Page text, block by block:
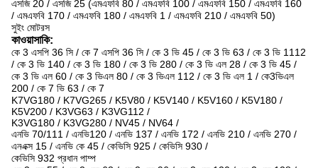
এসজি 20 / এসজি 25 (এমএফবি 80 / এমএফবি 100 / এমএফবি 150 / এমএফবি 160
/ এমএফবি 170 / এমএফবি 180 / এমএফবি 1 / এমএফবি 210 / এমএফবি 50)
সুইং মোটরস
কাওয়াসাকি:
কে 3 এসপি 36 সি / কে 7 এসপি 36 সি / কে 3 ভি 45 / কে 3 ভি 63 / কে 3 ভি 1112
/ কে 3 ভি 140 / কে 3 ভি 180 / কে 3 ভি 280 / কে 3 ভি এল 28 / কে 3 ভি 45 /
কে 3 ভি এল 60 / কে 3 ভিএল 80 / কে 3 ভিএল 112 / কে 3 ভি এল 1 / কে3ভিএল
200 / কে 7 ভি 63 / কে 7
K7VG180 / K7VG265 / K5V80 / K5V140 / K5V160 / K5V180 /
K5V200 / K3VG63 / K3VG112 /
K3VG180 / K3VG280 / NV45 / NV64 /
এনভি 70/111 / এনভি120 / এনভি 137 / এনভি 172 / এনভি 210 / এনভি 270 /
এনএক্স 15 / এনভি কে 45 / কেভিসি 925 / কেভিসি 930 /
কেভিসি 932 প্রধান পাম্প